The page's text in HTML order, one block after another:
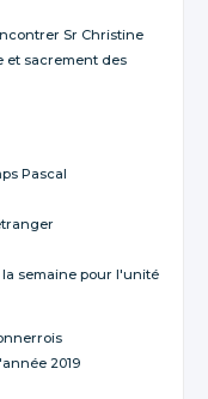
Sr Christine
et sacrement des
Pascal
semaine pour l'unité
2019